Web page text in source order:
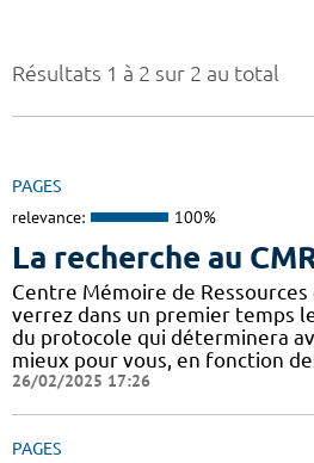
Résultats 1 à 2 sur 2 au total
PAGES
relevance: 100%
La recherche au
Centre Mémoire de Ressources
verrez dans un premier temps
du protocole qui déterminera
mieux pour vous, en fonction
26/02/2025 17:26
PAGES